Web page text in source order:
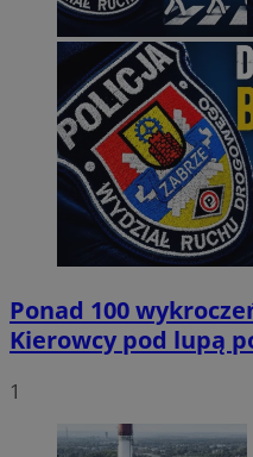
Ponad 100
Kierowcy pod lupą
1